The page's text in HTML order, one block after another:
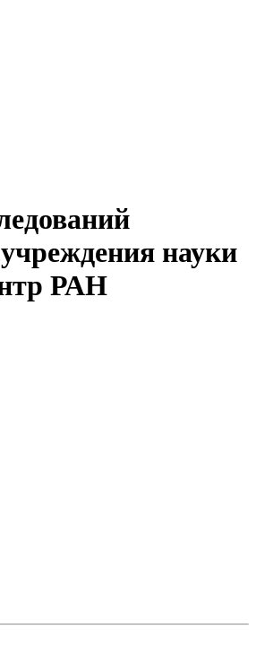
науки
РАН